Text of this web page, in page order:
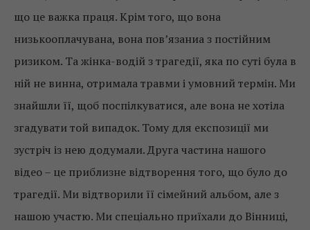
що це важка праця. Крім того, що вона
низькооплачувана, вона пов’язаниа з постійним
ризиком. Та жінка-водій з трагедії, яка по суті була в
ній не винна, отримала травми і умовний термін. Ми
знайшли її, щоб поспілкуватися, але вона не хотіла
згадувати той випадок. Тому для експозиції ми
зустріч із нею додумали. Друга частина нашого
відео – це приблизне відтворення того, що було до
трагедії. Ми відтворили її сімейний альбом, але з
нашою участю. Ми спеціально приїхали до Вінниці,